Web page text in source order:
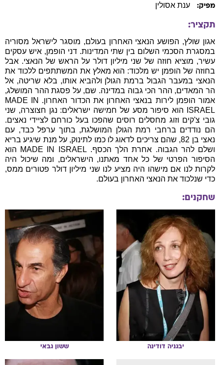
מפיק: ענת אסולין
תקציר:
אגון שולץ, הפושע הנאצי האחרון בעולם, מוסגר לישראל מסוריה
במסגרת הסכמי השלום בין שתי המדינות. דני הופמן, איש עסקים
עשיר, מוציא חוזה של שני מיליון דולר על הראש של הנאצי. אבל
בחוזה של הופמן יש מלכוד: הוא מאלץ את המשתתפים ללכוד את
הנאצי במעבר הגבול ברמת הגולן ולהביא אותו, בלא שריטה, אל
הר המאדים, ההר הכי גבוה במדינה. שם, על פסגת ההר המושלג,
אמור הופמן לירות בנאצי האחרון את הכדור האחרון. MADE IN
ISRAEL הוא סיפור מסע של חמישה ישראלים: נגן חצוצרה, שני
גובי צ'קים וזוג מחסלים רוסים שהפכו בעל כורחם לציידי נאצים.
הם נודדים ברחבי רמת הגולן המושלגת, בתוך ערפל כבד, עם
נאצי בן 82, שהם צריכים לדאוג לו כמו לתינוק, על מנת שיגיע בריא
ושלם להר הגבוה. אחרת הלך הכסף. MADE IN ISRAEL הוא
הסיפור הפרטי של כל אחד מאתנו, הישראלים, ומה שיכול היה
לקרות לנו אם מישהו היה מציע לנו שני מיליון דולר פטורים ממס,
כדי שנלכוד את הנאצי האחרון בעולם.
שחקנים:
יבגניה דודינה ששון גבאי